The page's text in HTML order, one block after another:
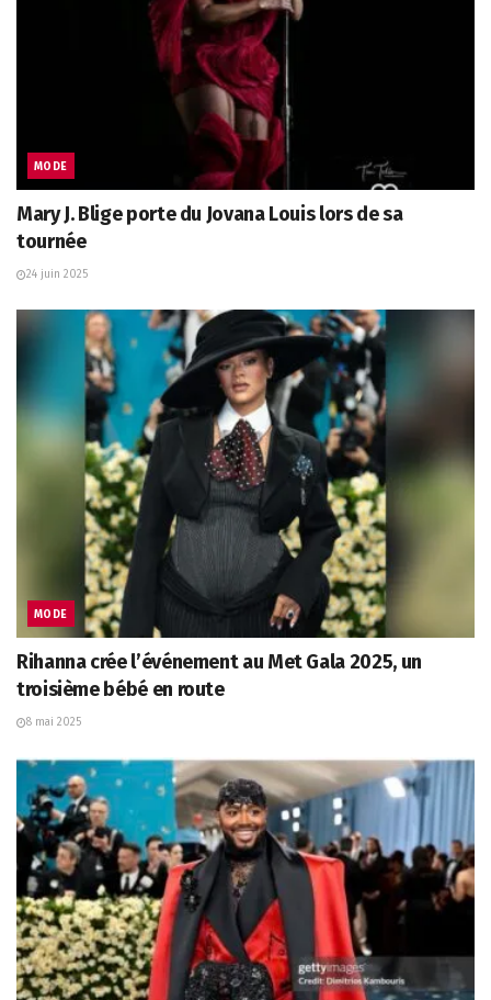
MODE
Mary J. Blige porte du Jovana Louis lors de sa
tournée
24 juin 2025
MODE
Rihanna crée l’événement au Met Gala 2025, un
troisième bébé en route
8 mai 2025